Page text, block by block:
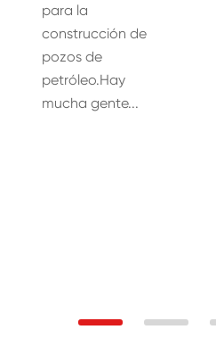
para la
construcción de
pozos de
petróleo.Hay
mucha gente...